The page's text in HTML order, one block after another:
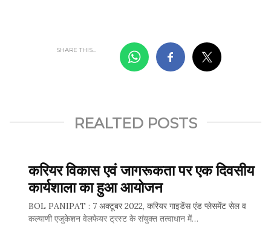
SHARE THIS...
REALTED POSTS
करियर विकास एवं जागरूकता पर एक दिवसीय
कार्यशाला का हुआ आयोजन
BOL PANIPAT : 7 अक्टूबर 2022, करियर गाइडेंस एंड प्लेसमेंट सेल व
कल्याणी एजुकेशन वेलफेयर ट्रस्ट के संयुक्त तत्वाधान में…